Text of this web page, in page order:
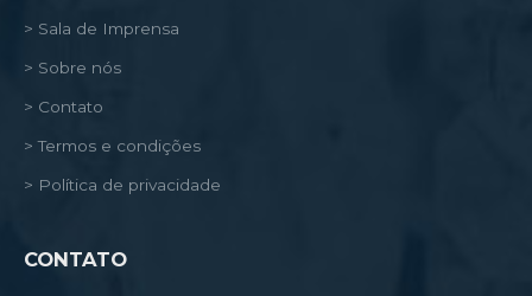
> Sala de Imprensa
> Sobre nós
> Contato
> Termos e condições
> Política de privacidade
CONTATO